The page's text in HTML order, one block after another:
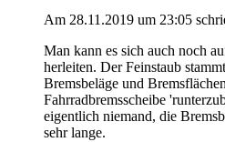
Am 28.11.2019 um 23:05
Man kann es sich auch noch
herleiten. Der Feinstaub
Bremsbeläge und
Fahrradbremsscheibe
eigentlich niemand, die
sehr lange.